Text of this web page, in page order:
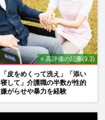
⭐ 高評価の記事(9.3)
「皮をめくって洗え」「添い
寝して」介護職の半数が性的
嫌がらせや暴力を経験